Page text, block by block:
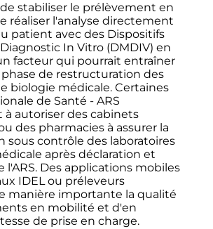
stabiliser le prélèvement en
réaliser l'analyse directement
patient avec des Dispositifs
In Vitro (DMDIV) en
facteur qui pourrait entraîner
de restructuration des
biologie médicale. Certaines
de Santé - ARS
autoriser des cabinets
des pharmacies à assurer la
sous contrôle des laboratoires
après déclaration et
l'ARS. Des applications mobiles
IDEL ou préleveurs
manière importante la qualité
en mobilité et d'en
de prise en charge.